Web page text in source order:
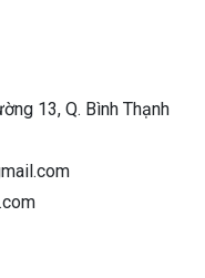
13, Q. Bình Thạnh